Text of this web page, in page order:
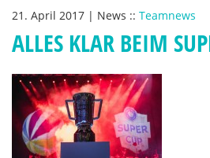
21. April 2017 | News :: Teamnews
ALLES KLAR BEIM